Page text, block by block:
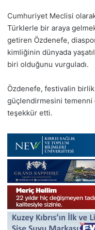
Cumhuriyet Meclisi olarak
Türklerle bir araya
getiren Özdenefe,
kimliğinin dünyada
biri olduğunu vurguladı.
Özdenefe, festivalin
güçlendirmesini
teşekkür etti.